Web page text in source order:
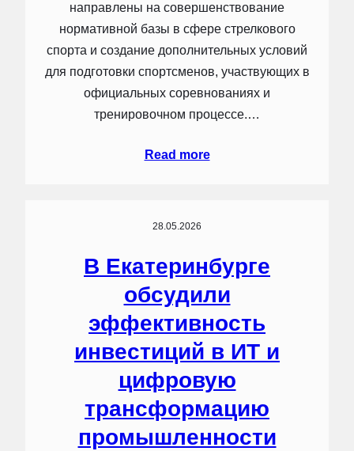
направлены на совершенствование
нормативной базы в сфере стрелкового
спорта и создание дополнительных условий
для подготовки спортсменов, участвующих в
официальных соревнованиях и
тренировочном процессе.…
Read more
28.05.2026
В Екатеринбурге
обсудили
эффективность
инвестиций в ИТ и
цифровую
трансформацию
промышленности